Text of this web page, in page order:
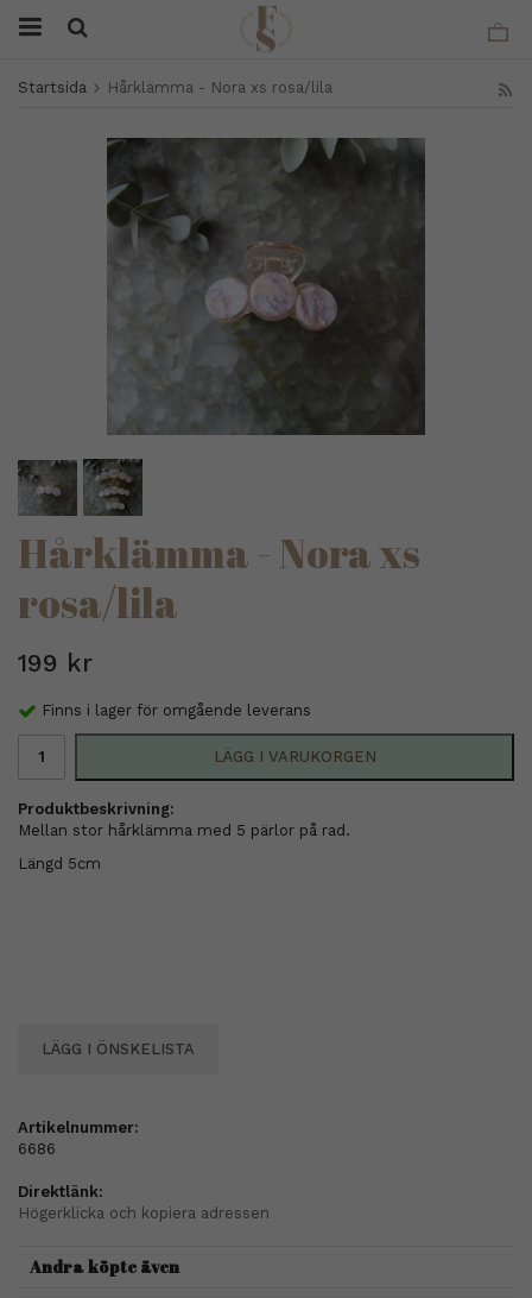
Startsida Hårklämma - Nora xs rosa/lila
Hårklämma - Nora xs
rosa/lila
199 kr
Finns i lager för omgående leverans
LÄGG I VARUKORGEN
Produktbeskrivning:
Mellan stor hårklämma med 5 pärlor på rad.
Längd 5cm
LÄGG I ÖNSKELISTA
Artikelnummer:
6686
Direktlänk:
Högerklicka och kopiera adressen
Andra köpte även